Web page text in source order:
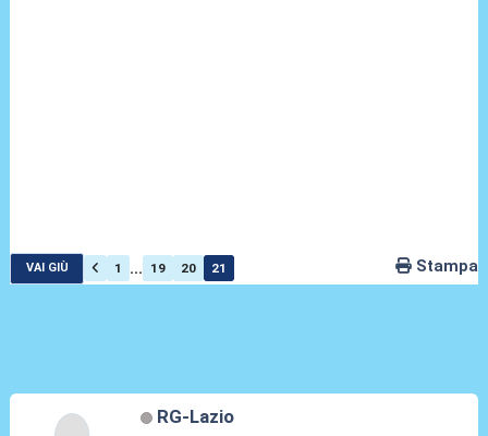
VAI GIÙ 1 ... 19 20 21 Stampa
RG-Lazio